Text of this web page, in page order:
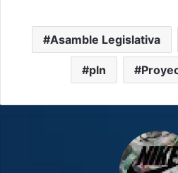
Asamble Legislativa
pln